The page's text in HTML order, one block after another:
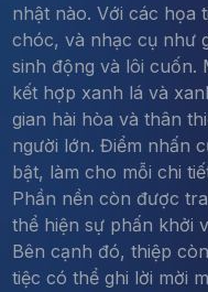
nhật nào. Với các họa
chóc, và nhạc cụ như
sinh động và lôi cuốn.
kết hợp xanh lá và
gian hài hòa và thân
người lớn. Điểm nhấn
bật, làm cho mỗi chi
Phần nền còn được
thể hiện sự phấn khởi
Bên cạnh đó, thiệp
tiệc có thể ghi lời mời